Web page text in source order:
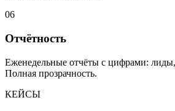
06
Отчётность
Еженедельные отчёты с цифрами:
Полная прозрачность.
КЕЙСЫ